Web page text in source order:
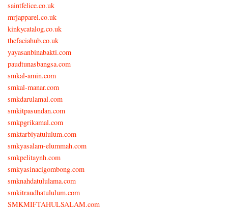
saintfelice.co.uk
mrjapparel.co.uk
kinkycatalog.co.uk
thefaciahub.co.uk
yayasanbinabakti.com
paudtunasbangsa.com
smkal-amin.com
smkal-manar.com
smkdarulamal.com
smkitpasundan.com
smkpgrikamal.com
smktarbiyatululum.com
smkyasalam-elummah.com
smkpelitaynh.com
smkyasinacigombong.com
smknahdatululama.com
smkitraudhatululum.com
SMKMIFTAHULSALAM.com